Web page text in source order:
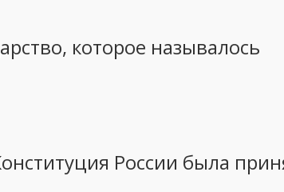
которое называлось
России была